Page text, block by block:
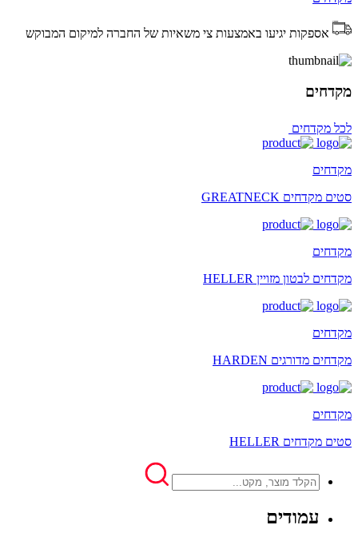
אספקות יגיעו באמצעות צי משאיות של החברה למיקום המבוקש
מקדחים
לכל מקדחים
מקדחים
סטים מקדחים GREATNECK
מקדחים
מקדחים לבטון מזויין HELLER
מקדחים
מקדחים מדורגים HARDEN
מקדחים
סטים מקדחים HELLER
עמודים